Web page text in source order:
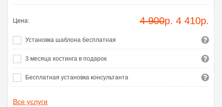
Цена: 4 900р. 4 410р.
Установка шаблона бесплатная
3 месяца хостинга в подарок
Бесплатная установка консультанта
Все услуги